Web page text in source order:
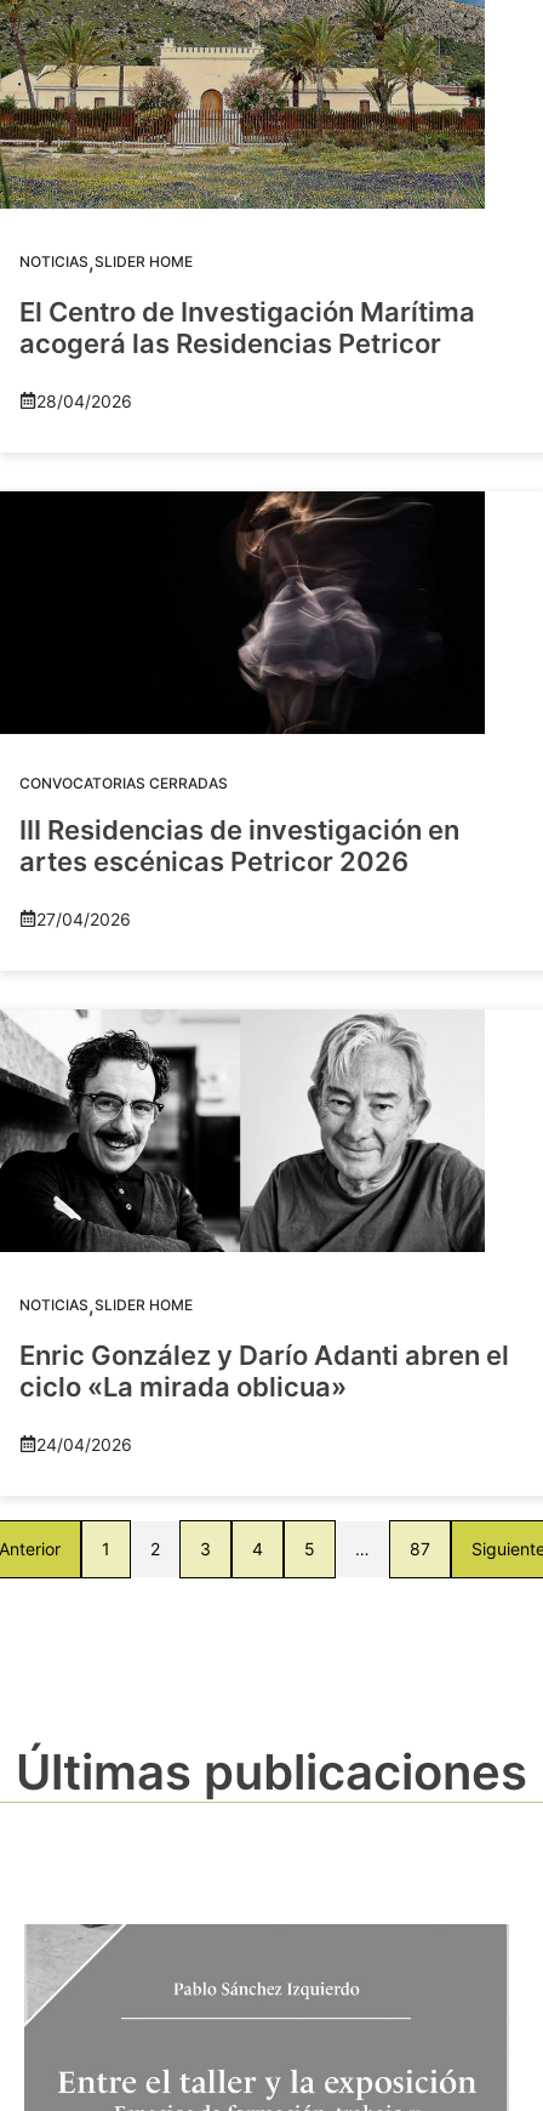
NOTICIAS,SLIDER HOME
El Centro de Investigación Marítima
acogerá las Residencias Petricor
28/04/2026
CONVOCATORIAS CERRADAS
III Residencias de investigación en
artes escénicas Petricor 2026
27/04/2026
NOTICIAS,SLIDER HOME
Enric González y Darío Adanti abren el
ciclo «La mirada oblicua»
24/04/2026
1 2 3 4 5 … 87
Últimas publicaciones